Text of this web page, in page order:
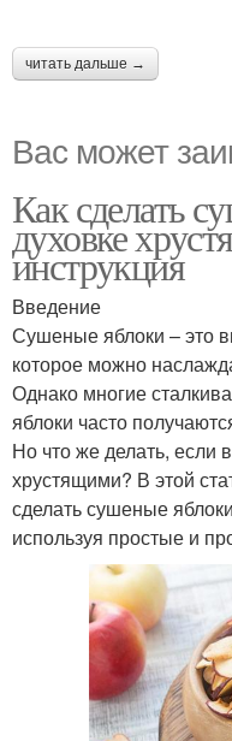
читать дальше →
Вас может
Как сделать
духовке
инструкция
Введение
Сушеные яблоки – это
которое можно
Однако многие
яблоки часто
Но что же делать, если
хрустящими? В этой
сделать сушеные
используя простые и